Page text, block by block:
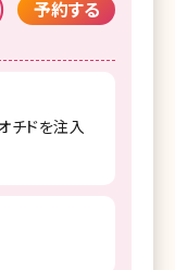
予約する
チドを注入